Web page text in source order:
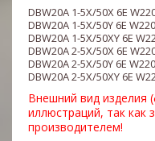
DBW20A 1-5X/50X 6E
DBW20A 1-5X/50Y 6E
DBW20A 1-5X/50XY 6E
DBW20A 2-5X/50X 6E
DBW20A 2-5X/50Y 6E
DBW20A 2-5X/50XY 6E
Внешний вид изделия
иллюстраций, так как
производителем!